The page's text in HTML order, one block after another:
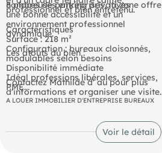
nombreuses entreprises, la zone offre
une bonne accessibilité et un
environnement professionnel
dynamique.
Les atouts du bien :
8 places de parking privatives
professionnel et bien entretenu.
Caractéristiques
Surface : 218 m²
Configuration : bureaux cloisonnés,
modulables selon besoins
Disponibilité immédiate
Idéal professions libérales, services,
PME...
Contactez Mathilde d' au pour plus
d'informations et organiser une visite.
A LOUER IMMOBILIER D'ENTREPRISE BUREAUX
Voir le détail